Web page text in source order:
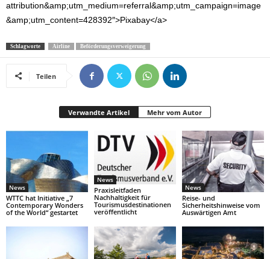
attribution&amp;utm_medium=referral&amp;utm_campaign=image
&amp;utm_content=428392″>Pixabay</a>
Schlagworte Airline Beförderungsverweigerung
Teilen
Verwandte Artikel Mehr vom Autor
News
WTTC hat Initiative „7
Contemporary Wonders
of the World“ gestartet
News
Praxisleitfaden
Nachhaltigkeit für
Tourismusdestinationen
veröffentlicht
News
Reise- und
Sicherheitshinweise vom
Auswärtigen Amt